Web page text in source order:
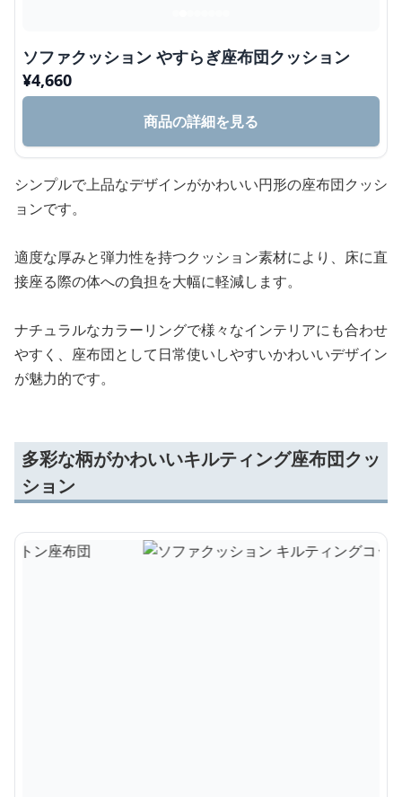
ソファクッション やすらぎ座布団クッション
¥4,660
商品の詳細を見る
シンプルで上品なデザインがかわいい円形の座布団クッシ
ョンです。
適度な厚みと弾力性を持つクッション素材により、床に直
接座る際の体への負担を大幅に軽減します。
ナチュラルなカラーリングで様々なインテリアにも合わせ
やすく、座布団として日常使いしやすいかわいいデザイン
が魅力的です。
多彩な柄がかわいいキルティング座布団クッ
ション